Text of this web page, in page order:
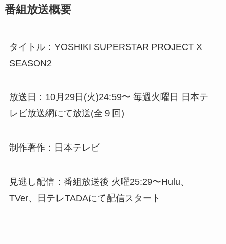
番組放送概要
タイトル：YOSHIKI SUPERSTAR PROJECT X
SEASON2
放送日：10月29日(火)24:59〜 毎週火曜日 日本テ
レビ放送網にて放送(全９回)
制作著作：日本テレビ
見逃し配信：番組放送後 火曜25:29〜Hulu、
TVer、日テレTADAにて配信スタート